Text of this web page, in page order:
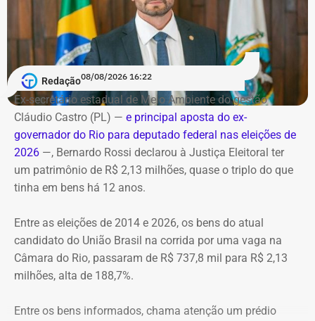
Serviço
Debate entre candidatos ao governo do estado do Rio de
Janeiro
Data: domingo, 09 de agosto de 2026
Horário: 20h
Transmissão: Canal Band, BandNews FM e YouTube do
TEMPO REAL
Pré-hora: 19h, com cobertura especial pelo YouTube do
TEMPO REAL
carbonizadas
O helicóptero explodiu ao cair na encosta, e chamas se
alastraram pela mata. De acordo com o Corpo de
Bombeiros, agentes especializados em combate a
incêndios florestais foram mobilizados e conseguiram
controlar o fogo.
A operação mobilizou cerca de 40 militares, 11 viaturas e
4 unidades operacionais.
Redação08/08/2026 16:22
Ex-secretário estadual de Meio Ambiente do gestão
Cláudio Castro (PL) — e principal aposta do ex-
governador do Rio para deputado federal nas eleições de
2026 —, Bernardo Rossi declarou à Justiça Eleitoral ter
um patrimônio de R$ 2,13 milhões, quase o triplo do que
tinha em bens há 12 anos.
Entre as eleições de 2014 e 2026, os bens do atual
candidato do União Brasil na corrida por uma vaga na
Câmara do Rio, passaram de R$ 737,8 mil para R$ 2,13
milhões, alta de 188,7%.
Entre os bens informados, chama atenção um prédio